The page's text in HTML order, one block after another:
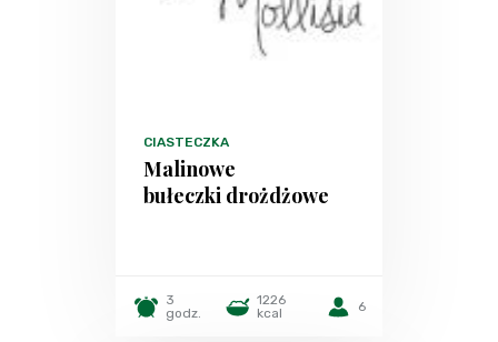
CIASTECZKA
Malinowe
bułeczki drożdżowe
3
godz.
1226
kcal
6